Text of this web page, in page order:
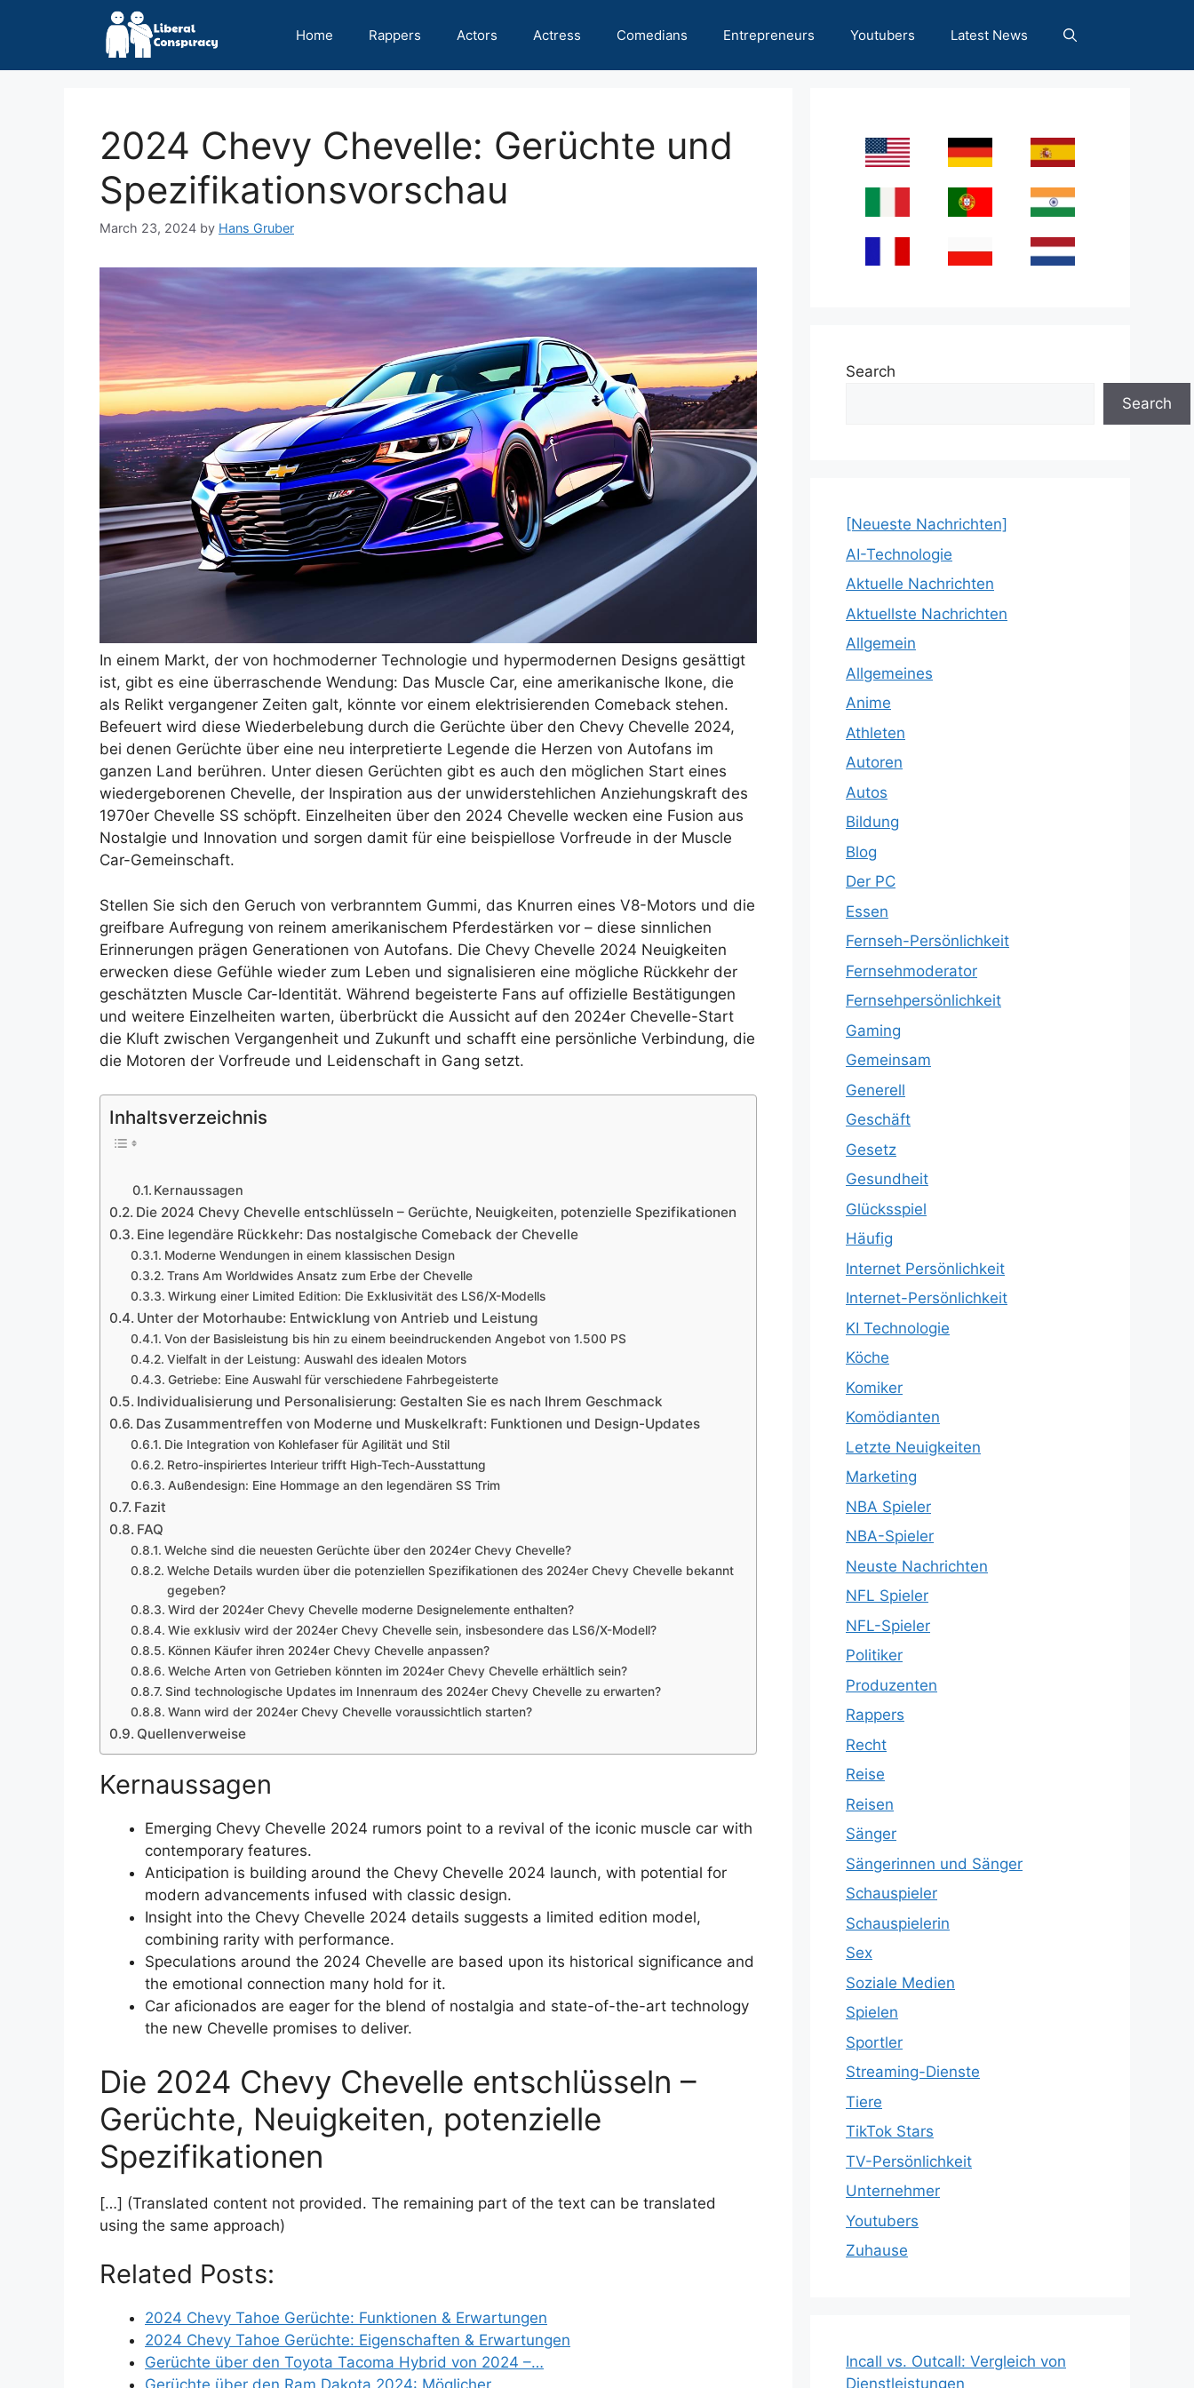
Home Rappers Actors Actress Comedians Entrepreneurs Youtubers Latest News
2024 Chevy Chevelle: Gerüchte und
Spezifikationsvorschau
March 23, 2024 by Hans Gruber
In einem Markt, der von hochmoderner Technologie und hypermodernen Designs gesättigt
ist, gibt es eine überraschende Wendung: Das Muscle Car, eine amerikanische Ikone, die
als Relikt vergangener Zeiten galt, könnte vor einem elektrisierenden Comeback stehen.
Befeuert wird diese Wiederbelebung durch die Gerüchte über den Chevy Chevelle 2024,
bei denen Gerüchte über eine neu interpretierte Legende die Herzen von Autofans im
ganzen Land berühren. Unter diesen Gerüchten gibt es auch den möglichen Start eines
wiedergeborenen Chevelle, der Inspiration aus der unwiderstehlichen Anziehungskraft des
1970er Chevelle SS schöpft. Einzelheiten über den 2024 Chevelle wecken eine Fusion aus
Nostalgie und Innovation und sorgen damit für eine beispiellose Vorfreude in der Muscle
Car-Gemeinschaft.
Stellen Sie sich den Geruch von verbranntem Gummi, das Knurren eines V8-Motors und die
greifbare Aufregung von reinem amerikanischem Pferdestärken vor – diese sinnlichen
Erinnerungen prägen Generationen von Autofans. Die Chevy Chevelle 2024 Neuigkeiten
erwecken diese Gefühle wieder zum Leben und signalisieren eine mögliche Rückkehr der
geschätzten Muscle Car-Identität. Während begeisterte Fans auf offizielle Bestätigungen
und weitere Einzelheiten warten, überbrückt die Aussicht auf den 2024er Chevelle-Start
die Kluft zwischen Vergangenheit und Zukunft und schafft eine persönliche Verbindung, die
die Motoren der Vorfreude und Leidenschaft in Gang setzt.
Inhaltsverzeichnis
Kernaussagen
Die 2024 Chevy Chevelle entschlüsseln – Gerüchte, Neuigkeiten, potenzielle Spezifikationen
Eine legendäre Rückkehr: Das nostalgische Comeback der Chevelle
Moderne Wendungen in einem klassischen Design
Trans Am Worldwides Ansatz zum Erbe der Chevelle
Wirkung einer Limited Edition: Die Exklusivität des LS6/X-Modells
Unter der Motorhaube: Entwicklung von Antrieb und Leistung
Von der Basisleistung bis hin zu einem beeindruckenden Angebot von 1.500 PS
Vielfalt in der Leistung: Auswahl des idealen Motors
Getriebe: Eine Auswahl für verschiedene Fahrbegeisterte
Individualisierung und Personalisierung: Gestalten Sie es nach Ihrem Geschmack
Das Zusammentreffen von Moderne und Muskelkraft: Funktionen und Design-Updates
Die Integration von Kohlefaser für Agilität und Stil
Retro-inspiriertes Interieur trifft High-Tech-Ausstattung
Außendesign: Eine Hommage an den legendären SS Trim
Fazit
FAQ
Welche sind die neuesten Gerüchte über den 2024er Chevy Chevelle?
Welche Details wurden über die potenziellen Spezifikationen des 2024er Chevy Chevelle bekannt
gegeben?
Wird der 2024er Chevy Chevelle moderne Designelemente enthalten?
Wie exklusiv wird der 2024er Chevy Chevelle sein, insbesondere das LS6/X-Modell?
Können Käufer ihren 2024er Chevy Chevelle anpassen?
Welche Arten von Getrieben könnten im 2024er Chevy Chevelle erhältlich sein?
Sind technologische Updates im Innenraum des 2024er Chevy Chevelle zu erwarten?
Wann wird der 2024er Chevy Chevelle voraussichtlich starten?
Quellenverweise
Kernaussagen
Emerging Chevy Chevelle 2024 rumors point to a revival of the iconic muscle car with
contemporary features.
Anticipation is building around the Chevy Chevelle 2024 launch, with potential for
modern advancements infused with classic design.
Insight into the Chevy Chevelle 2024 details suggests a limited edition model,
combining rarity with performance.
Speculations around the 2024 Chevelle are based upon its historical significance and
the emotional connection many hold for it.
Car aficionados are eager for the blend of nostalgia and state-of-the-art technology
the new Chevelle promises to deliver.
Die 2024 Chevy Chevelle entschlüsseln –
Gerüchte, Neuigkeiten, potenzielle
Spezifikationen
[…] (Translated content not provided. The remaining part of the text can be translated
using the same approach)
Related Posts:
2024 Chevy Tahoe Gerüchte: Funktionen & Erwartungen
2024 Chevy Tahoe Gerüchte: Eigenschaften & Erwartungen
Gerüchte über den Toyota Tacoma Hybrid von 2024 –…
Search
Search
[Neueste Nachrichten]
AI-Technologie
Aktuelle Nachrichten
Aktuellste Nachrichten
Allgemein
Allgemeines
Anime
Athleten
Autoren
Autos
Bildung
Blog
Der PC
Essen
Fernseh-Persönlichkeit
Fernsehmoderator
Fernsehpersönlichkeit
Gaming
Gemeinsam
Generell
Geschäft
Gesetz
Gesundheit
Glücksspiel
Häufig
Internet Persönlichkeit
Internet-Persönlichkeit
KI Technologie
Köche
Komiker
Komödianten
Letzte Neuigkeiten
Marketing
NBA Spieler
NBA-Spieler
Neuste Nachrichten
NFL Spieler
NFL-Spieler
Politiker
Produzenten
Rappers
Recht
Reise
Reisen
Sänger
Sängerinnen und Sänger
Schauspieler
Schauspielerin
Sex
Soziale Medien
Spielen
Sportler
Streaming-Dienste
Tiere
TikTok Stars
TV-Persönlichkeit
Unternehmer
Youtubers
Zuhause
Incall vs. Outcall: Vergleich von
Dienstleistungen